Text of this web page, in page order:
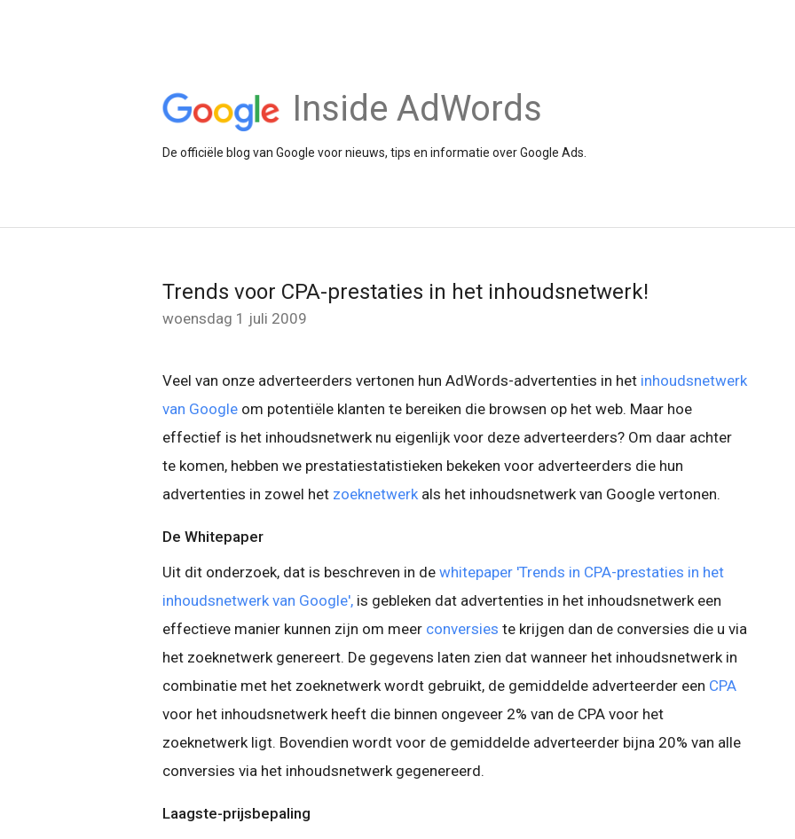
Inside AdWords
De officiële blog van Google voor nieuws, tips en informatie over Google Ads.
Trends voor CPA-prestaties in het inhoudsnetwerk!
woensdag 1 juli 2009
Veel van onze adverteerders vertonen hun AdWords-advertenties in het inhoudsnetwerk
van Google om potentiële klanten te bereiken die browsen op het web. Maar hoe
effectief is het inhoudsnetwerk nu eigenlijk voor deze adverteerders? Om daar achter
te komen, hebben we prestatiestatistieken bekeken voor adverteerders die hun
advertenties in zowel het zoeknetwerk als het inhoudsnetwerk van Google vertonen.
De Whitepaper
Uit dit onderzoek, dat is beschreven in de whitepaper 'Trends in CPA-prestaties in het
inhoudsnetwerk van Google', is gebleken dat advertenties in het inhoudsnetwerk een
effectieve manier kunnen zijn om meer conversies te krijgen dan de conversies die u via
het zoeknetwerk genereert. De gegevens laten zien dat wanneer het inhoudsnetwerk in
combinatie met het zoeknetwerk wordt gebruikt, de gemiddelde adverteerder een CPA
voor het inhoudsnetwerk heeft die binnen ongeveer 2% van de CPA voor het
zoeknetwerk ligt. Bovendien wordt voor de gemiddelde adverteerder bijna 20% van alle
conversies via het inhoudsnetwerk gegenereerd.
Laagste-prijsbepaling